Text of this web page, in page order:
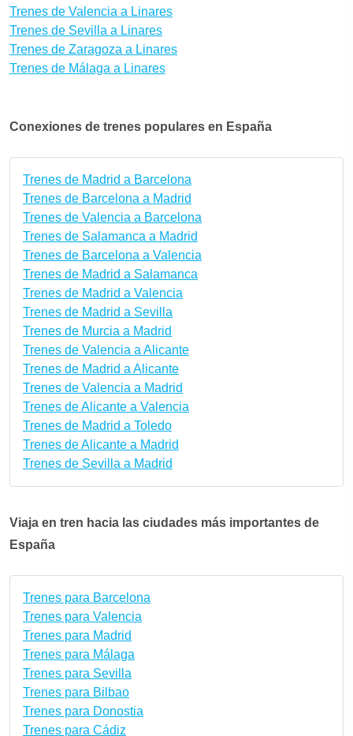
Trenes de Valencia a Linares
Trenes de Sevilla a Linares
Trenes de Zaragoza a Linares
Trenes de Málaga a Linares
Conexiones de trenes populares en España
Trenes de Madrid a Barcelona
Trenes de Barcelona a Madrid
Trenes de Valencia a Barcelona
Trenes de Salamanca a Madrid
Trenes de Barcelona a Valencia
Trenes de Madrid a Salamanca
Trenes de Madrid a Valencia
Trenes de Madrid a Sevilla
Trenes de Murcia a Madrid
Trenes de Valencia a Alicante
Trenes de Madrid a Alicante
Trenes de Valencia a Madrid
Trenes de Alicante a Valencia
Trenes de Madrid a Toledo
Trenes de Alicante a Madrid
Trenes de Sevilla a Madrid
Viaja en tren hacia las ciudades más importantes de
España
Trenes para Barcelona
Trenes para Valencia
Trenes para Madrid
Trenes para Málaga
Trenes para Sevilla
Trenes para Bilbao
Trenes para Donostia
Trenes para Cádiz